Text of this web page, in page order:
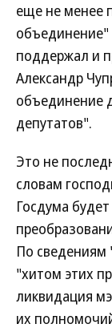
еще не менее
поддержал и
Александр
объединение
депутатов".
Это не
словам
Госдума
По сведениям
"хитом этих
ликвидация
их